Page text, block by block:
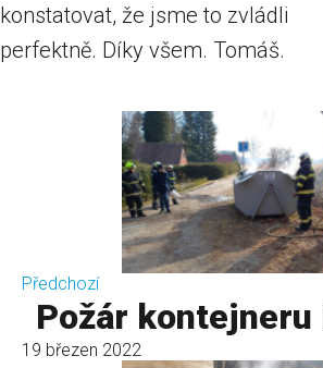
konstatovat, že jsme to zvládli
perfektně. Díky všem. Tomáš.
Předchozí
Požár kontejneru
19 březen 2022